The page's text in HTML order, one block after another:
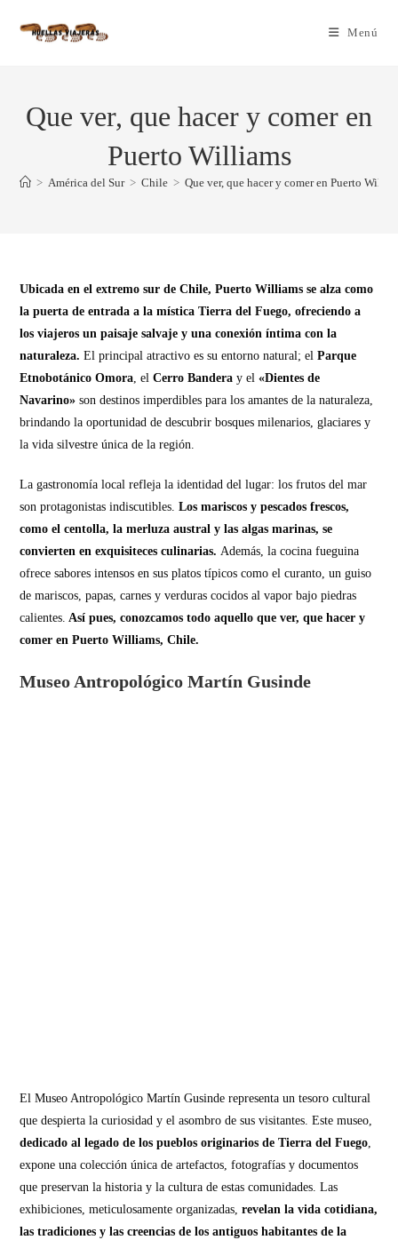
Menú
Que ver, que hacer y comer en
Puerto Williams
> América del Sur > Chile > Que ver, que hacer y comer en Puerto
Ubicada en el extremo sur de Chile, Puerto Williams se alza como
la puerta de entrada a la mística Tierra del Fuego, ofreciendo a
los viajeros un paisaje salvaje y una conexión íntima con la
naturaleza.El principal atractivo es su entorno natural; el Parque
Etnobotánico Omora, elCerro Bandera y el«Dientes de
Navarino» son destinos imperdibles para los amantes de la naturaleza,
brindando la oportunidad de descubrir bosques milenarios, glaciares y
la vida silvestre única de la región.
La gastronomía local refleja la identidad del lugar: los frutos del mar
son protagonistas indiscutibles.Los mariscos y pescados frescos,
como el centolla, la merluza austral y las algas marinas, se
convierten en exquisiteces culinarias.Además, la cocina fueguina
ofrece sabores intensos en sus platos típicos como el curanto, un guiso
de mariscos, papas, carnes y verduras cocidos al vapor bajo piedras
calientes. Así pues, conozcamos todo aquello que ver, que hacer y
comer en Puerto Williams, Chile.
Museo Antropológico Martín Gusinde
El Museo Antropológico Martín Gusinde representa un tesoro cultural
que despierta la curiosidad y el asombro de sus visitantes. Este museo,
dedicado al legado de los pueblos originarios de Tierra del Fuego,
expone una colección única de artefactos, fotografías y documentos
que preservan la historia y la cultura de estas comunidades. Las
exhibiciones, meticulosamente organizadas,revelan la vida cotidiana,
las tradiciones y las creencias de los antiguos habitantes de la